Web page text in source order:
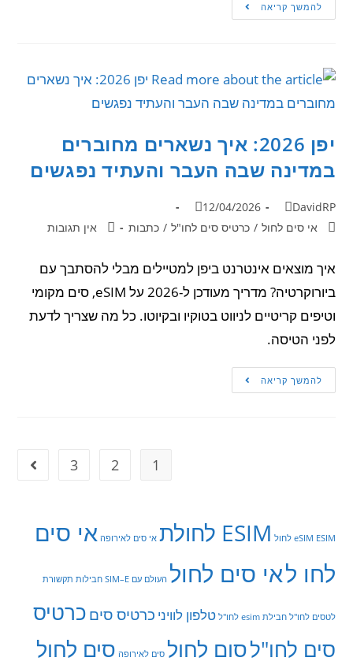
להמשך קריאה
יפן 2026: איך נשארים מחוברים
במדינה שבה העבר והעתיד נפגשים
DavidRP
12/04/2026
אי סים לחול / כרטיס סים לחו"ל / כתבות אין תגובות
איך מוצאים אינטרנט ביפן למטיילים מבלי להסתבך עם
ביורוקרטיה? מדריך מעודכן ל-2026 על eSIM, סים מקומי
וטיפים קריטיים לניווט בטוקיו ובקיוטו. כל מה שצריך לדעת
לפני הטיסה.
להמשך קריאה
1
2
3
eSIM ESIM לחול ESIM לחולת אי סים לאירופה אי סים
לחו לאי סים לחול העולם עם SIM–E חבילות תקשורת
לטסים לחו"ל חבילת esim לחו"ל טלפון לוויני כרטיס סיםכרטיס
סים לחו"לסום לחול סים לאירופה סים לחול